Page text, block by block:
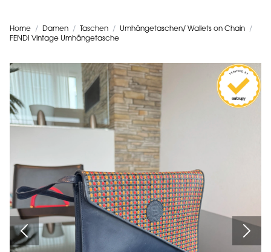
Home / Damen / Taschen / Umhängetaschen/ Wallets on Chain
/
FENDI Vintage Umhängetasche